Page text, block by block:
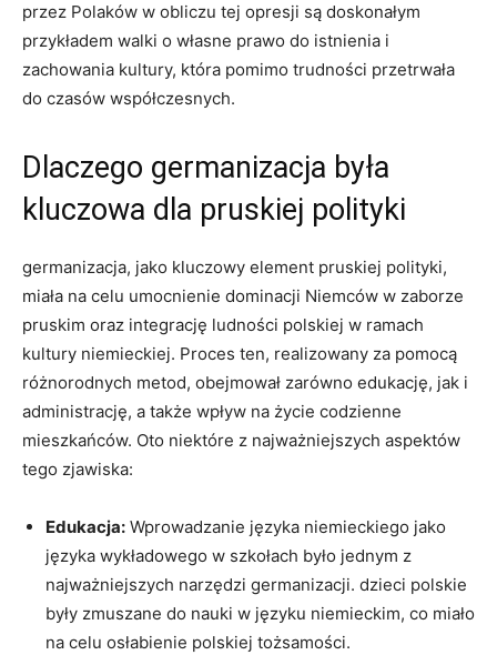
przez Polaków w obliczu tej opresji są doskonałym
przykładem walki o własne prawo do istnienia ​i
zachowania kultury, która pomimo trudności przetrwała
do czasów współczesnych.
Dlaczego germanizacja była
kluczowa dla pruskiej polityki
germanizacja, jako kluczowy element pruskiej polityki,
miała na ‌celu umocnienie ‍dominacji Niemców w zaborze
pruskim oraz integrację ludności polskiej w⁢ ramach
kultury niemieckiej. Proces ten, realizowany za⁣ pomocą
różnorodnych​ metod, obejmował⁤ zarówno edukację, jak i​
administrację, a także wpływ na życie codzienne
mieszkańców. Oto niektóre z najważniejszych aspektów
tego zjawiska:
Edukacja: Wprowadzanie języka niemieckiego jako
języka wykładowego w⁢ szkołach było jednym z
najważniejszych narzędzi⁢ germanizacji. dzieci polskie
były zmuszane do‌ nauki w języku⁤ niemieckim, co‌ miało
na celu osłabienie ⁣polskiej tożsamości.